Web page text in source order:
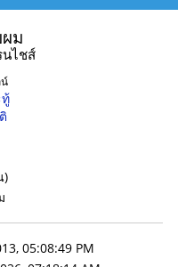
ม
นไชส์
)
05:08:49 PM